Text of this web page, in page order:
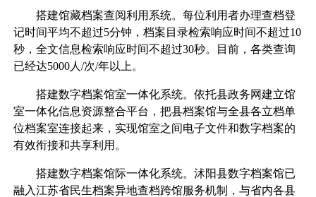
搭建馆藏档案查阅利用系统。每位利用者办理查档登
记时间平均不超过5分钟，档案目录检索响应时间不超过10
秒，全文信息检索响应时间不超过30秒。目前，各类查询
已经达5000人/次/年以上。
搭建数字档案馆室一体化系统。依托县政务网建立馆
室一体化信息资源整合平台，把县档案馆与全县各立档单
位档案室连接起来，实现馆室之间电子文件和数字档案的
有效衔接和共享利用。
搭建数字档案馆际一体化系统。沭阳县数字档案馆已
融入江苏省民生档案异地查档跨馆服务机制，与省内各县